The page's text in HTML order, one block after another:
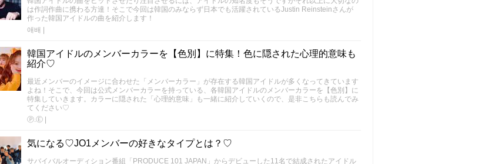
は作詞作曲に携わる方達！そこで今回は韓国のみならず日本でも活躍されているJustin Reinsteinさんが
作った韓国アイドルの曲を紹介します！
애배
韓国アイドルのメンバーカラーを【色別】に特集！色に隠された心理的意味も
紹介♡
最近メンバーのイメージに合わせた「メンバーカラー」が存在する韓国アイドルが多くなってきています
よね！そこで、今回は公式メンバーカラーを持っている、各韓国アイドルのメンバーカラーを【色別】に
特集していきます。カラーに隠された「心理的意味」も一緒に紹介していくので、是非こちらも読んでみ
てください♡
Ⓟ.Ⓔ|
気になる♡JO1メンバーの好きなタイプとは？♡
サバイバルオーディション番組「PRODUCE 101 JAPAN」からデビューした11名で結成されたアイドル